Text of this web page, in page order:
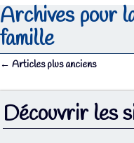
Archives pour
famille
← Articles plus anciens
Découvrir les